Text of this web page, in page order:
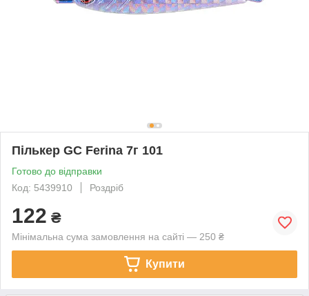
Пількер GC Ferina 7г 101
Готово до відправки
Код: 5439910
Роздріб
122 ₴
Мінімальна сума замовлення на сайті — 250 ₴
Купити